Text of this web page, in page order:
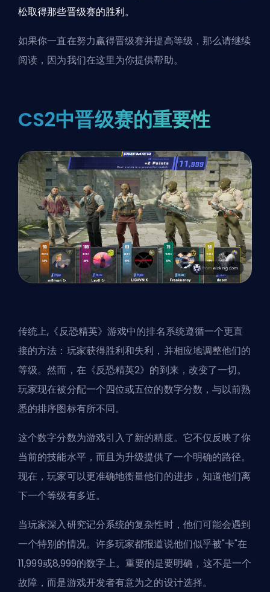
松取得那些晋级赛的胜利。
如果你一直在努力赢得晋级赛并提高等级，那么请继续
阅读，因为我们在这里为你提供帮助。
CS2中晋级赛的重要性
传统上,《反恐精英》游戏中的排名系统遵循一个更直
接的方法：玩家获得胜利和失利，并相应地调整他们的
等级。然而，在《反恐精英2》的到来，改变了一切。
玩家现在被分配一个四位或五位的数字分数，与以前熟
悉的排序图标有所不同。
这个数字分数为游戏引入了新的精度。它不仅反映了你
当前的技能水平，而且为升级提供了一个明确的路径。
现在，玩家可以更准确地衡量他们的进步，知道他们离
下一个等级有多近。
当玩家深入研究记分系统的复杂性时，他们可能会遇到
一个特别的情况。许多玩家都报道说他们似乎被"卡"在
11,999或8,999的数字上。重要的是要明确，这不是一个
故障，而是游戏开发者有意为之的设计选择。